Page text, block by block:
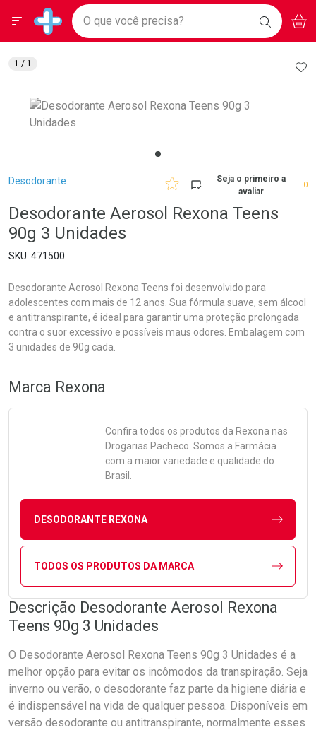
Drogarias Pacheco
Baixe nosso APP e aproveite Ofertas Exclusivas!
BAIXE
O APP
Ir direto para a home
pela página
Ir direto para o conteúdo
Ir direto para a busca
Ir direto para a conta
Ir direto para a notificações
Ir direto para o carrinho
Ir direto para o menu
Faça a sua busca
O que você precisa? BUSCAR
Menu
Breadcrumb
Desodorante
Seja o primeiro a
avaliar
0
Desodorante Aerosol Rexona Teens
90g 3 Unidades
471500
Desodorante Aerosol Rexona Teens foi desenvolvido para
adolescentes com mais de 12 anos. Sua fórmula suave, sem álcool
e antitranspirante, é ideal para garantir uma proteção prolongada
contra o suor excessivo e possíveis maus odores. Embalagem com
3 unidades de 90g cada.
1 / 1
Marca Rexona
Confira todos os produtos da Rexona nas
Drogarias Pacheco. Somos a Farmácia
com a maior variedade e qualidade do
Brasil.
DESODORANTE REXONA
TODOS OS PRODUTOS DA MARCA
Descrição Desodorante Aerosol Rexona
Teens 90g 3 Unidades
O Desodorante Aerosol Rexona Teens 90g 3 Unidades é a
melhor opção para evitar os incômodos da transpiração. Seja
inverno ou verão, o desodorante faz parte da higiene diária e
é indispensável na vida de qualquer pessoa. Disponíveis em
versão desodorante ou antitranspirante, normalmente esses